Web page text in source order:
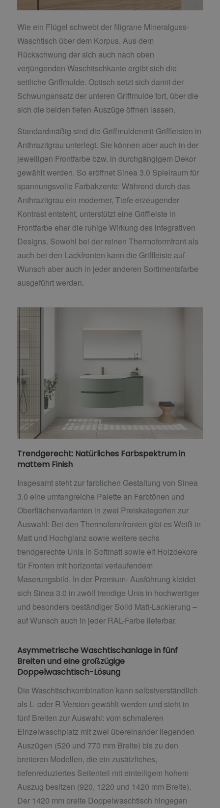
Wie ein Flügel schwebt der filigrane Mineralguss-
Waschtisch über dem Korpus. Aus dem
Rückschwung der sich auch nach oben
verjüngenden Waschtischkante ergibt sich die
seitliche Griffmulde. Optisch setzt sich damit der
Schwungansatz der unteren Griffmulde fort, über die
sich die beiden tiefen Auszüge öffnen lassen.
Standardmäßig sind die Griffmuldenmit Griffleisten in
Anthrazitgrau unterlegt. Sie können aber auch in der
jeweiligen Frontfarbe bzw. in durchgängigem Dekor
gewählt werden. So eröffnet Sinea 3.0 Spielraum für
spannungsvolle Farbakzente: Während durch das
Anthrazitgrau ein moderner, Tiefe erzeugender
Kontrast entsteht, unterstützt eine Griffleiste in
Frontfarbe eher die ruhige Wirkung des integrativen
Designs. Sowohl bei der reinen Thermoformfront als
auch bei den Lackfronten kann die Griffleiste auf
Wunsch aber auch in jeder anderen Sortimentsfarbe
ausgeführt werden.
Trendgerecht: Natürliches Farbspektrum in
mattem Finish
Insgesamt steht zur farblichen Gestaltung von Sinea
3.0 eine umfangreiche Palette an Farbtönen und
Oberflächenvarianten in zwei Preiskategorien zur
Auswahl: Bei den Thermoformfronten gibt es Weiß in
Matt und Hochglanz sowie weitere sechs
trendgerechte Unis in Softmatt sowie elf Holzdekore
für Fronten mit horizontal verlaufendem
Maserungsbild. In der Premium- Ausführung kleidet
sich Sinea 3.0 in zwölf trendige Unis in hochwertiger
und besonders beständiger Solid Matt-Lackierung –
auf Wunsch auch in jeder RAL-Farbe lieferbar.
Asymmetrische Waschtischanlage in fünf
Breiten und eine großzügige
Doppelwaschtisch-Lösung
Die Waschtischkombination kann selbstverständlich
als L- oder R-Version gewählt werden und steht in
fünf Breiten zur Auswahl: vom schmaleren
Einzelwaschplatz mit zwei übereinander liegenden
Auszügen (520 und 770 mm Breite) bis zu den
breiteren Modellen, die ein zusätzliches,
tiefenreduziertes Seitenteil mit einteiligem hohem
Auszug besitzen (920, 1220 und 1420 mm Breite).
Der 1420 mm breite Doppelwaschtisch hingegen